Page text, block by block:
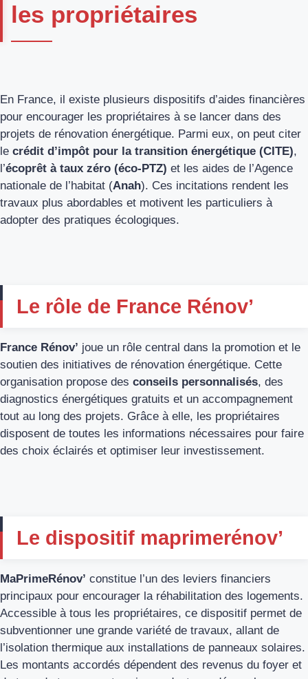
les propriétaires
En France, il existe plusieurs dispositifs d’aides financières
pour encourager les propriétaires à se lancer dans des
projets de rénovation énergétique. Parmi eux, on peut citer
le crédit d’impôt pour la transition énergétique (CITE),
l’écoprêt à taux zéro (éco-PTZ) et les aides de l’Agence
nationale de l’habitat (Anah). Ces incitations rendent les
travaux plus abordables et motivent les particuliers à
adopter des pratiques écologiques.
Le rôle de France Rénov’
France Rénov’ joue un rôle central dans la promotion et le
soutien des initiatives de rénovation énergétique. Cette
organisation propose des conseils personnalisés, des
diagnostics énergétiques gratuits et un accompagnement
tout au long des projets. Grâce à elle, les propriétaires
disposent de toutes les informations nécessaires pour faire
des choix éclairés et optimiser leur investissement.
Le dispositif maprimerénov’
MaPrimeRénov’ constitue l’un des leviers financiers
principaux pour encourager la réhabilitation des logements.
Accessible à tous les propriétaires, ce dispositif permet de
subventionner une grande variété de travaux, allant de
l’isolation thermique aux installations de panneaux solaires.
Les montants accordés dépendent des revenus du foyer et